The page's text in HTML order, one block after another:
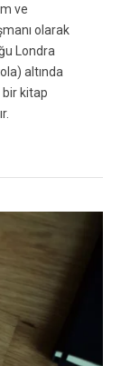
ve
olarak
Londra
altında
bir kitap